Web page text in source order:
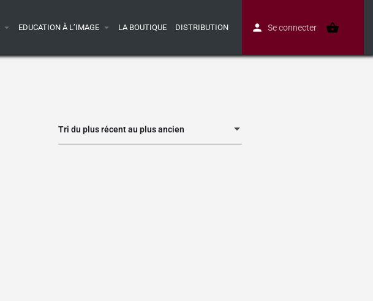
EDUCATION À L’IMAGE LA BOUTIQUE DISTRIBUTION Se connecter
Tri du plus récent au plus ancien